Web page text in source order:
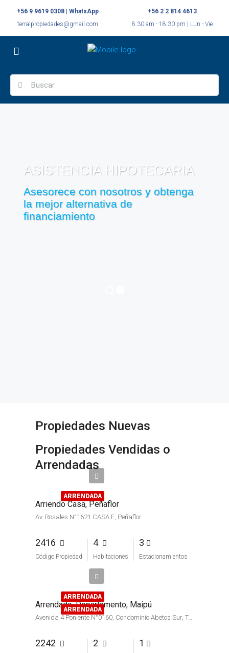
+56 9 9619 0308 | WhatsApp
terralpropiedades@gmail.com
+56 2 2 814 4613
8:30 am - 18:30 pm | Lun - Vie
Propiedades Nuevas
Propiedades Vendidas o
Arrendadas
ARRENDADA
Arriendo Casa, Peñaflor
Av. Rosales N°1621 CASA E, Peñaflor
2416
Código Propiedad
4
Habitaciones
3
Estacionamientos
ARRENDADA
ARRENDADA
Arrendado, Departamento, Maipú
Avenida 4 Poniente N°0160, Condominio Abetos Sur, Torre C Departamento 201, Comuna de Maipú
2242 2 1